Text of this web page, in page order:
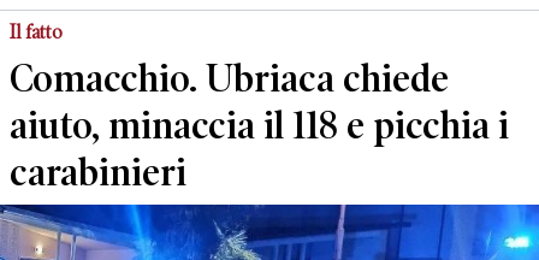
Il fatto
Comacchio. Ubriaca chiede
aiuto, minaccia il 118 e picchia i
carabinieri